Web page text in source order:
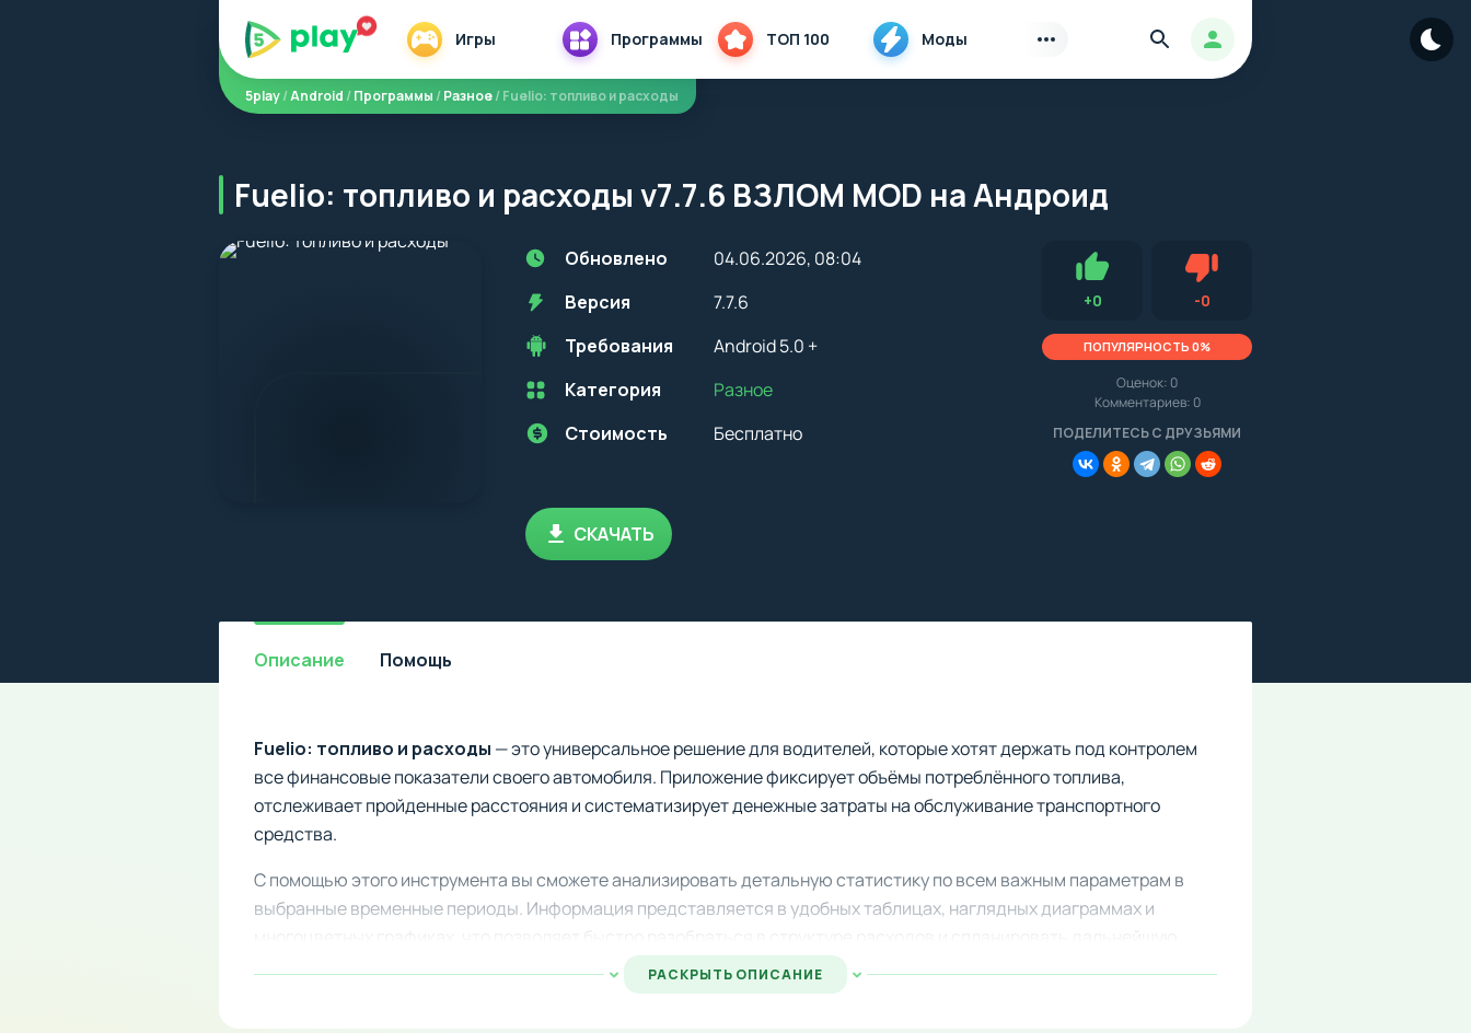
Игры Программы ТОП 100 Моды Авторизация
Найти
5play/Android /Программы /Разное/ Fuelio: топливо и расходы
Fuelio: топливо и расходы v7.7.6 ВЗЛОМ MOD на Андроид
Обновлено
04.06.2026, 08:04
Версия
7.7.6
Требования
Android 5.0 +
Перед установкой приложения на устройство с Android, стоит
учитывать версию OS. Мы всегда указываем минимальные
Категория
Разное
Стоимость
Бесплатно
+0Нравится -0Не нравится (0.0, 0, 10669)
ПОПУЛЯРНОСТЬ 0%
Оценок: 0
Комментариев: 0
СКАЧАТЬ
Описание Помощь
Fuelio: топливо и расходы — это универсальное решение для водителей, которые хотят держать под контролем
все финансовые показатели своего автомобиля. Приложение фиксирует объёмы потреблённого топлива,
отслеживает пройденные расстояния и систематизирует денежные затраты на обслуживание транспортного
средства.
С помощью этого инструмента вы сможете анализировать детальную статистику по всем важным параметрам в
выбранные временные периоды. Информация представляется в удобных таблицах, наглядных диаграммах и
РАСКРЫТЬ ОПИСАНИЕ